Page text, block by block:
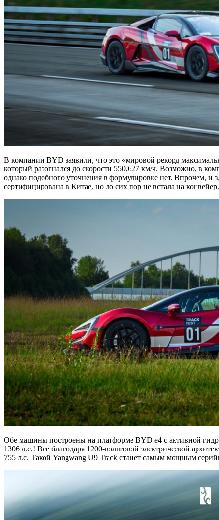
В компании BYD заявили, что это «мировой рекорд
который разогнался до скорости 550,627 км/ч. Возможно, в
однако подобного уточнения в формулировке нет. Впрочем, и
сертифицирована в Китае, но до сих пор не встала на конвейер.
Обе машины построены на платформе BYD e4 с активной
1306 л.с.! Все благодаря 1200-вольтовой электрической
755 л.с. Такой Yangwang U9 Track станет самым мощным